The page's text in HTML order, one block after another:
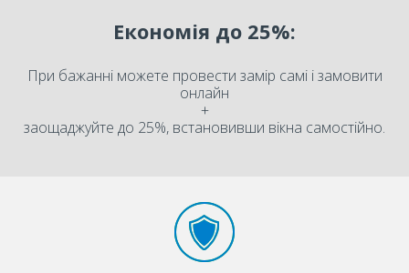
Економія до 25%:
При бажанні можете провести замір самі і замовити
онлайн
+
заощаджуйте до 25%, встановивши вікна самостійно.